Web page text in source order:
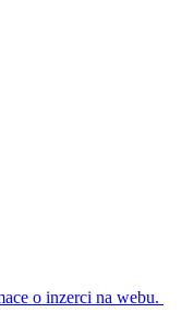
o inzerci na webu.